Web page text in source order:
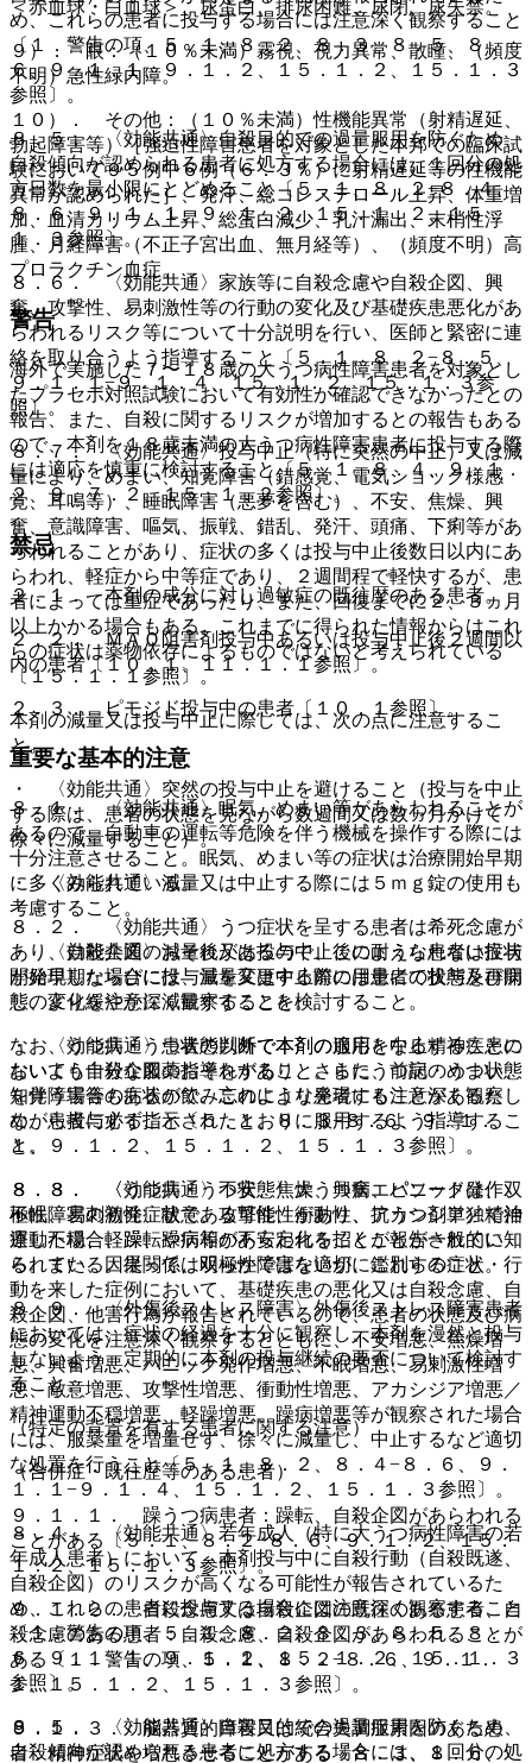
め、これらの患者に投与する場合には注意深く観察すること
〔１．警告の項、５．１、８．２、８．３、８．５、８．
６、９．１．１、９．１．２、１５．１．２、１５．１．３
参照〕。
８．５． 〈効能共通〉自殺目的での過量服用を防ぐため、
自殺傾向が認められる患者に処方する場合には、１回分の処
方日数を最小限にとどめること〔５．１、８．２−８．４、
８．６、９．１．１、９．１．２、１５．１．２、１５．
１．３参照〕。
８．６． 〈効能共通〉家族等に自殺念慮や自殺企図、興
奮、攻撃性、易刺激性等の行動の変化及び基礎疾患悪化があ
らわれるリスク等について十分説明を行い、医師と緊密に連
絡を取り合うよう指導すること〔５．１、８．２−８．５、
９．１．１−９．１．４、１５．１．２、１５．１．３参
照〕。
８．７． 〈効能共通〉投与中止（特に突然の中止）又は減
量により、めまい、知覚障害（錯感覚、電気ショック様感
覚、耳鳴等）、睡眠障害（悪夢を含む）、不安、焦燥、興
奮、意識障害、嘔気、振戦、錯乱、発汗、頭痛、下痢等があ
らわれることがあり、症状の多くは投与中止後数日以内にあ
らわれ、軽症から中等症であり、２週間程で軽快するが、患
者によっては重症であったり、また、回復までに２、３ヵ月
以上かかる場合もある。これまでに得られた情報からはこれ
らの症状は薬物依存によるものではないと考えられている
〔１５．１．１参照〕。
本剤の減量又は投与中止に際しては、次の点に注意するこ
と。
・ 〈効能共通〉突然の投与中止を避けること（投与を中止
する際は、患者の状態を見ながら数週間又は数ヵ月かけて
徐々に減量すること）。
・ 〈効能共通〉減量又は中止する際には５ｍｇ錠の使用も
考慮すること。
・ 〈効能共通〉減量後又は投与中止後に耐えられない症状
が発現した場合には、減量又は中止前の用量にて投与を再開
し、より緩やかに減量することを検討すること。
・ 〈効能共通〉患者の判断で本剤の服用を中止することの
ないよう十分な服薬指導をすること。また、前記のめまい、
知覚障害等の症状が飲み忘れにより発現することがあるた
め、患者に必ず指示されたとおりに服用するよう指導するこ
と。
８．８． 〈うつ病・うつ状態〉大うつ病エピソードは、双
極性障害の初発症状である可能性があり、抗うつ剤単独で治
療した場合、躁転や病相の不安定化を招くことが一般的に知
られている。従って、双極性障害を適切に鑑別すること。
８．９． 〈外傷後ストレス障害〉外傷後ストレス障害患者
においては、症状の経過を十分に観察し、本剤を漫然と投与
しないよう、定期的に本剤の投与継続の要否について検討す
ること。
（特定の背景を有する患者に関する注意）
（合併症・既往歴等のある患者）
９．１．１． 躁うつ病患者：躁転、自殺企図があらわれる
ことがある〔５．１、８．２−８．６、９．１．２、１５．
１．２、１５．１．３参照〕。
９．１．２． 自殺念慮又は自殺企図の既往のある患者、自
殺念慮のある患者：自殺念慮、自殺企図があらわれることが
ある〔１．警告の項、５．１、８．２−８．６、９．１．
１、１５．１．２、１５．１．３参照〕。
９．１．３． 脳器質的障害又は統合失調症素因のある患
者：精神症状を増悪させることがある〔８．３、８．６、
＜赤血球・白血球＞、尿蛋白、排尿困難、尿閉、尿失禁。
９）． 眼：（１０％未満）霧視、視力異常、散瞳、（頻度
不明）急性緑内障。
１０）． その他：（１０％未満）性機能異常（射精遅延、
勃起障害等）［強迫性障害患者を対象とした本邦での臨床試
験において９５例中６例（６．３％）に射精遅延等の性機能
異常が認められた］、発汗、総コレステロール上昇、体重増
加、血清カリウム上昇、総蛋白減少、乳汁漏出、末梢性浮
腫、月経障害（不正子宮出血、無月経等）、（頻度不明）高
プロラクチン血症。
警告
海外で実施した７〜１８歳の大うつ病性障害患者を対象とし
たプラセボ対照試験において有効性が確認できなかったとの
報告、また、自殺に関するリスクが増加するとの報告もある
ので、本剤を１８歳未満の大うつ病性障害患者に投与する際
には適応を慎重に検討すること〔５．１、８．４、９．１．
２、９．７．２、１５．１．２参照〕。
禁忌
２．１． 本剤の成分に対し過敏症の既往歴のある患者。
２．２． ＭＡＯ阻害剤投与中あるいは投与中止後２週間以
内の患者〔１０．１、１１．１．１参照〕。
２．３． ピモジド投与中の患者〔１０．１参照〕。
重要な基本的注意
８．１． 〈効能共通〉眠気、めまい等があらわれることが
あるので、自動車の運転等危険を伴う機械を操作する際には
十分注意させること。眠気、めまい等の症状は治療開始早期
に多くみられている。
８．２． 〈効能共通〉うつ症状を呈する患者は希死念慮が
あり、自殺企図のおそれがあるので、このような患者は投与
開始早期ならびに投与量を変更する際には患者の状態及び病
態の変化を注意深く観察すること。
なお、うつ病・うつ状態以外で本剤の適応となる精神疾患に
おいても自殺企図のおそれがあり、さらにうつ病・うつ状態
を伴う場合もあるので、このような患者にも注意深く観察し
ながら投与すること〔５．１、８．３−８．６、９．１．
１、９．１．２、１５．１．２、１５．１．３参照〕。
８．３． 〈効能共通〉不安、焦燥、興奮、パニック発作、
不眠、易刺激性、敵意、攻撃性、衝動性、アカシジア／精神
運動不穏、軽躁、躁病等があらわれることが報告されてい
る。また、因果関係は明らかではないが、これらの症状・行
動を来した症例において、基礎疾患の悪化又は自殺念慮、自
殺企図、他害行為が報告されているので、患者の状態及び病
態の変化を注意深く観察するとともに、不安増悪、焦燥増
悪、興奮増悪、パニック発作増悪、不眠増悪、易刺激性増
悪、敵意増悪、攻撃性増悪、衝動性増悪、アカシジア増悪／
精神運動不穏増悪、軽躁増悪、躁病増悪等が観察された場合
には、服薬量を増量せず、徐々に減量し、中止するなど適切
な処置を行うこと〔５．１、８．２、８．４−８．６、９．
１．１−９．１．４、１５．１．２、１５．１．３参照〕。
８．４． 〈効能共通〉若年成人（特に大うつ病性障害の若
年成人患者）において、本剤投与中に自殺行動（自殺既遂、
自殺企図）のリスクが高くなる可能性が報告されているた
め、これらの患者に投与する場合には注意深く観察すること
〔１．警告の項、５．１、８．２、８．３、８．５、８．
６、９．１．１、９．１．２、１５．１．２、１５．１．３
参照〕。
８．５． 〈効能共通〉自殺目的での過量服用を防ぐため、
自殺傾向が認められる患者に処方する場合には、１回分の処